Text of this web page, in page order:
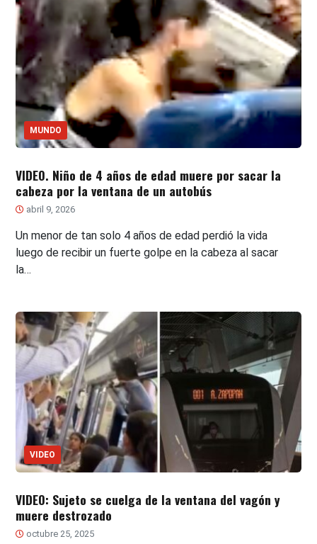
MUNDO
VIDEO. Niño de 4 años de edad muere por sacar la
cabeza por la ventana de un autobús
abril 9, 2026
Un menor de tan solo 4 años de edad perdió la vida
luego de recibir un fuerte golpe en la cabeza al sacar
la…
VIDEO
VIDEO: Sujeto se cuelga de la ventana del vagón y
muere destrozado
octubre 25, 2025